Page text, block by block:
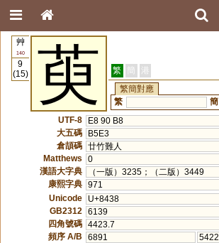
艸
140
9
(15)
萸 繁 簡 港
繁簡對應
繁
簡
UTF-8
E8 90 B8
大五碼
B5E3
倉頡碼 廿竹難人
Matthews
0
漢語大字典
（一版）3235；（二版）3449
康熙字典 971
Unicode
U+8438
GB2312
6139
四角號碼 4423.7
頻序 A/B
6891
5422